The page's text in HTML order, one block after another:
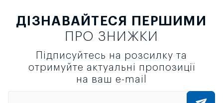
ДІЗНАВАЙТЕСЯ ПЕРШИМИ
ПРО ЗНИЖКИ
Підписуйтесь на розсилку та
отримуйте актуальні пропозиції
на ваш e-mail